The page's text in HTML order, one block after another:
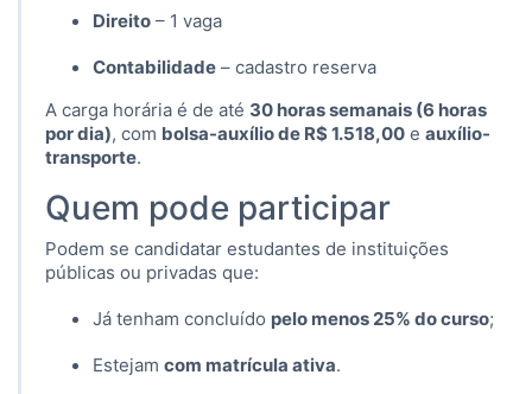
Direito – 1 vaga
Contabilidade – cadastro reserva
A carga horária é de até 30 horas semanais (6 horas
por dia), com bolsa-auxílio de R$ 1.518,00 e auxílio-
transporte.
Quem pode participar
Podem se candidatar estudantes de instituições
públicas ou privadas que:
Já tenham concluído pelo menos 25% do curso;
Estejam com matrícula ativa.